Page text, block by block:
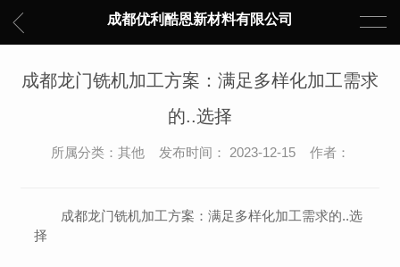
成都优利酷恩新材料有限公司
成都龙门铣机加工方案：满足多样化加工需求
的..选择
所属分类：其他 发布时间： 2023-12-15 作者：
成都龙门铣机加工方案：满足多样化加工需求的..选
择